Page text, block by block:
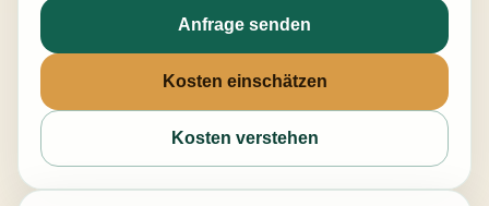
Anfrage senden
Kosten einschätzen
Kosten verstehen